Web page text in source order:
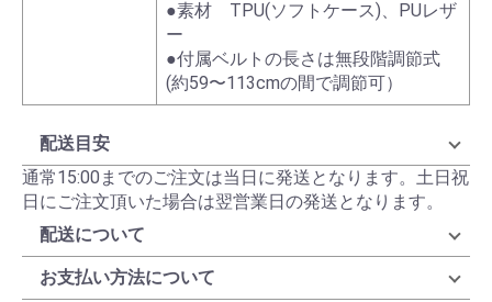
●素材 TPU(ソフトケース)、PUレザ
ー
●付属ベルトの長さは無段階調節式
(約59〜113cmの間で調節可）
配送目安
通常15:00までのご注文は当日に発送となります。土日祝
日にご注文頂いた場合は翌営業日の発送となります。
配送について
お支払い方法について